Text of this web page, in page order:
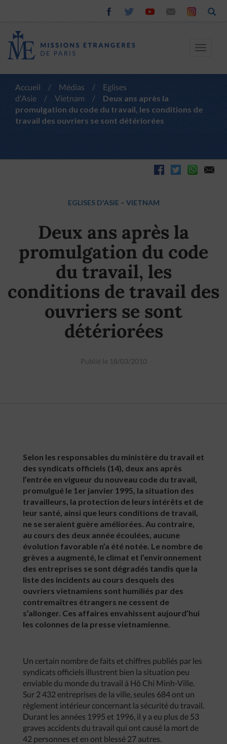
Toggle
Accueil / Médias /
Eglises
d'Asie
/ Vietnam /
Deux ans après la
promulgation du code du travail, les conditions de
travail des ouvriers se sont détériorées
EGLISES D'ASIE – VIETNAM
Deux ans après la
promulgation du code
du travail, les
conditions de travail des
ouvriers se sont
détériorées
Publié le 18/03/2010
Selon les responsables du ministère du travail et
des syndicats officiels (14), deux ans après
l’entrée en vigueur du nouveau code du travail,
promulgué le 1er janvier 1995, la situation des
travailleurs, la protection de leurs intérêts et de
leur santé, ainsi que leurs conditions de travail,
ne se seraient guère améliorées. Au contraire,
au cours des deux année écoulées, aucune
évolution favorable n’a été notée. Le nombre de
grèves a augmenté, le climat et l’environnement
des entreprises se sont dégradés tandis que la
liste des incidents au cours desquels des
ouvriers vietnamiens sont humiliés par des
contremaîtres étrangers ne cessent de
s’allonger. Ces affaires envahissent aujourd’hui
les colonnes de la presse vietnamienne.
Un certain nombre de faits et chiffres publiés par les
syndicats officiels illustrent bien la situation peu
enviable du monde du travail à Hô Chi Minh-Ville.
Sur 2 432 entreprises de la ville, seules 684 ont un
règlement intérieur concernant la sécurité du travail.
Durant les années 1995 et 1996, il y a eu plus de 53
graves accidents du travail qui ont causé la mort de
42 personnes et en ont blessé 27 autres.